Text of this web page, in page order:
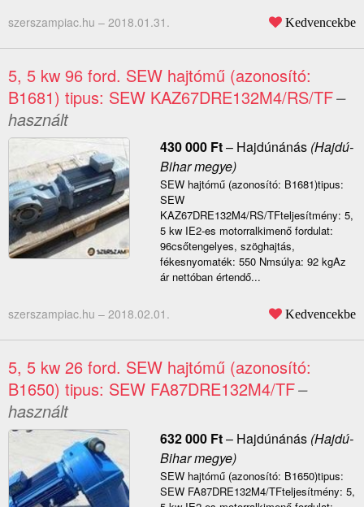
szerszampiac.hu – 2018.01.31. Kedvencekbe
5, 5 kw 96 ford. SEW hajtómű (azonosító:
B1681) tipus: SEW KAZ67DRE132M4/RS/TF–
használt
430 000 Ft– Hajdúnánás(Hajdú-
Bihar megye)
SEW hajtómű (azonosító: B1681)tipus:
SEW
KAZ67DRE132M4/RS/TFteljesítmény: 5,
5 kw IE2-es motorralkimenő fordulat:
96csőtengelyes, szöghajtás,
fékesnyomaték: 550 Nmsúlya: 92 kgAz
ár nettóban értendő...
szerszampiac.hu – 2018.02.01. Kedvencekbe
5, 5 kw 26 ford. SEW hajtómű (azonosító:
B1650) tipus: SEW FA87DRE132M4/TF–
használt
632 000 Ft– Hajdúnánás(Hajdú-
Bihar megye)
SEW hajtómű (azonosító: B1650)tipus:
SEW FA87DRE132M4/TFteljesítmény: 5,